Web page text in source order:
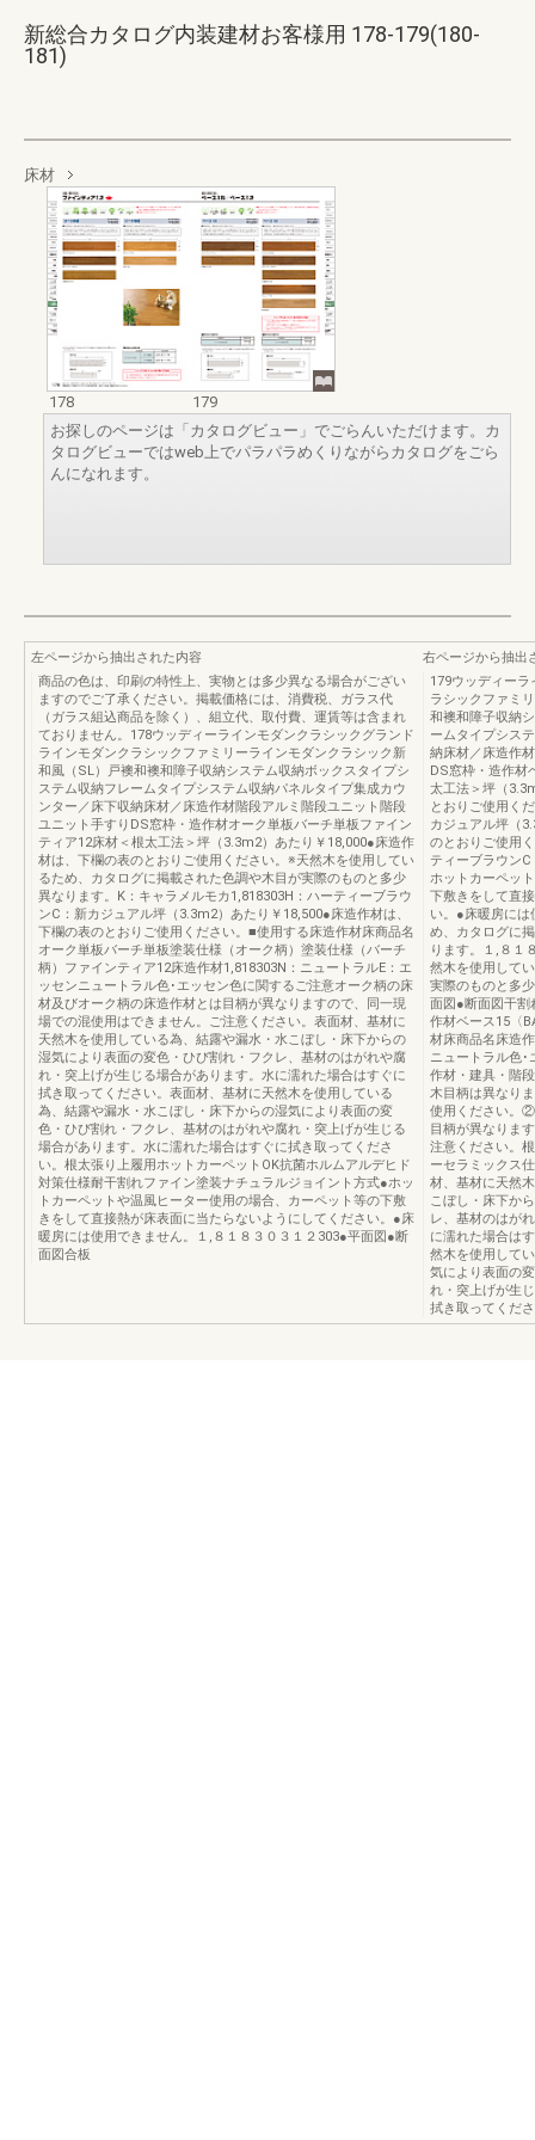
新総合カタログ内装建材お客様用 178-179(180-
181)
床材
178
179
お探しのページは「カタログビュー」でごらんいただけます。カ
タログビューではweb上でパラパラめくりながらカタログをごら
んになれます。
左ページから抽出された内容
商品の色は、印刷の特性上、実物とは多少異なる場合がござい
ますのでご了承ください。掲載価格には、消費税、ガラス代
（ガラス組込商品を除く）、組立代、取付費、運賃等は含まれ
ておりません。178ウッディーラインモダンクラシックグランド
ラインモダンクラシックファミリーラインモダンクラシック新
和風（SL）戸襖和襖和障子収納システム収納ボックスタイプシ
ステム収納フレームタイプシステム収納パネルタイプ集成カウ
ンター／床下収納床材／床造作材階段アルミ階段ユニット階段
ユニット手すりDS窓枠・造作材オーク単板バーチ単板ファイン
ティア12床材＜根太工法＞坪（3.3m2）あたり￥18,000●床造作
材は、下欄の表のとおりご使用ください。※天然木を使用してい
るため、カタログに掲載された色調や木目が実際のものと多少
異なります。K：キャラメルモカ1,818303H：ハーティーブラウ
ンC：新カジュアル坪（3.3m2）あたり￥18,500●床造作材は、
下欄の表のとおりご使用ください。■使用する床造作材床商品名
オーク単板バーチ単板塗装仕様（オーク柄）塗装仕様（バーチ
柄）ファインティア12床造作材1,818303N：ニュートラルE：エ
ッセンニュートラル色･エッセン色に関するご注意オーク柄の床
材及びオーク柄の床造作材とは目柄が異なりますので、同一現
場での混使用はできません。ご注意ください。表面材、基材に
天然木を使用している為、結露や漏水・水こぼし・床下からの
湿気により表面の変色・ひび割れ・フクレ、基材のはがれや腐
れ・突上げが生じる場合があります。水に濡れた場合はすぐに
拭き取ってください。表面材、基材に天然木を使用している
為、結露や漏水・水こぼし・床下からの湿気により表面の変
色・ひび割れ・フクレ、基材のはがれや腐れ・突上げが生じる
場合があります。水に濡れた場合はすぐに拭き取ってくださ
い。根太張り上履用ホットカーペットOK抗菌ホルムアルデヒド
対策仕様耐干割れファイン塗装ナチュラルジョイント方式●ホッ
トカーペットや温風ヒーター使用の場合、カーペット等の下敷
きをして直接熱が床表面に当たらないようにしてください。●床
暖房には使用できません。１,８１８３０３１２303●平面図●断
面図合板
右ページから抽出
179ウッディー
ラシックファミ
和襖和障子収納
ームタイプシス
納床材／床造作
DS窓枠・造作材
太工法＞坪（
とおりご使用く
カジュアル坪（
のとおりご使用
ティーブラウン
ホットカーペッ
下敷きをして直
い。●床暖房に
め、カタログに
ります。１,８１
然木を使用して
実際のものと多
面図●断面図干割
作材ベース15〈
材床商品名床造
ニュートラル色
作材・建具・階
木目柄は異なり
使用ください。
目柄が異なりま
注意ください。
ーセラミックス
材、基材に天然
こぼし・床下か
レ、基材のはが
に濡れた場合は
然木を使用して
気により表面の
れ・突上げが生
拭き取ってくだ